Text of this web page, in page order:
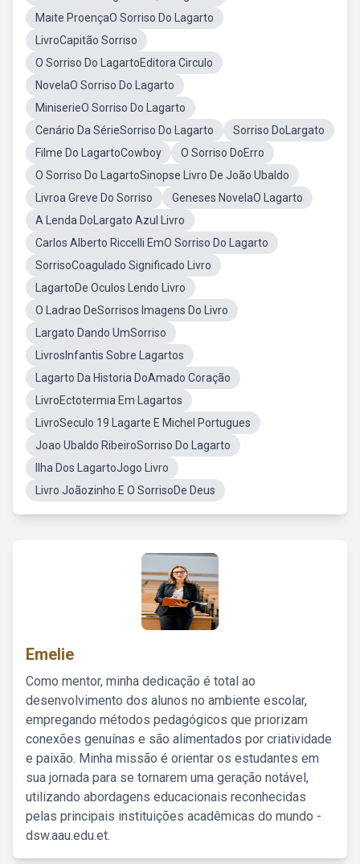
Maite ProençaO Sorriso Do Lagarto
LivroCapitão Sorriso
O Sorriso Do LagartoEditora Circulo
NovelaO Sorriso Do Lagarto
MiniserieO Sorriso Do Lagarto
Cenário Da SérieSorriso Do Lagarto
Sorriso DoLargato
Filme Do LagartoCowboy
O Sorriso DoErro
O Sorriso Do LagartoSinopse Livro De João Ubaldo
Livroa Greve Do Sorriso
Geneses NovelaO Lagarto
A Lenda DoLargato Azul Livro
Carlos Alberto Riccelli EmO Sorriso Do Lagarto
SorrisoCoagulado Significado Livro
LagartoDe Oculos Lendo Livro
O Ladrao DeSorrisos Imagens Do Livro
Largato Dando UmSorriso
LivrosInfantis Sobre Lagartos
Lagarto Da Historia DoAmado Coração
LivroEctotermia Em Lagartos
LivroSeculo 19 Lagarte E Michel Portugues
Joao Ubaldo RibeiroSorriso Do Lagarto
Ilha Dos LagartoJogo Livro
Livro Joãozinho E O SorrisoDe Deus
Emelie
Como mentor, minha dedicação é total ao
desenvolvimento dos alunos no ambiente escolar,
empregando métodos pedagógicos que priorizam
conexões genuínas e são alimentados por criatividade
e paixão. Minha missão é orientar os estudantes em
sua jornada para se tornarem uma geração notável,
utilizando abordagens educacionais reconhecidas
pelas principais instituições acadêmicas do mundo -
dsw.aau.edu.et.